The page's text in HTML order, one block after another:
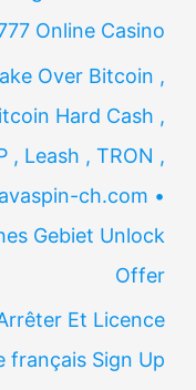
Online Casino
Over Bitcoin ,
Hard Cash ,
, Leash , TRON ,
ch.com •
Gebiet Unlock
Offer
Et Licence
Sign Up